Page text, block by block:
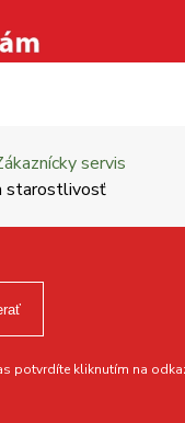
servis
starostlivosť
kliknutím na